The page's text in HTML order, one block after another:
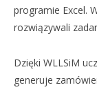
programie Excel.
rozwiązywali
Dzięki WLLSiM
generuje